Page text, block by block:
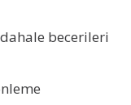
becerileri